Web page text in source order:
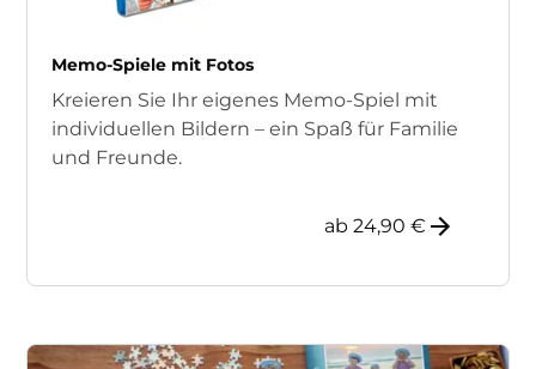
Memo-Spiele mit Fotos
Kreieren Sie Ihr eigenes Memo-Spiel mit
individuellen Bildern – ein Spaß für Familie
und Freunde.
ab 24,90 €